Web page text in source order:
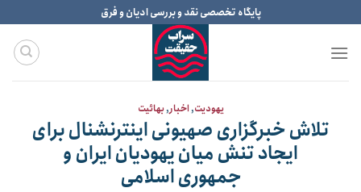
to
content
پایگاه تخصصی نقد و بررسی ادیان و فرق
یهودیت,اخبار,بهائیت
تلاش خبرگزاری صهیونی اینترنشنال برای
ایجاد تنش میان یهودیان ایران و
جمهوری اسلامی